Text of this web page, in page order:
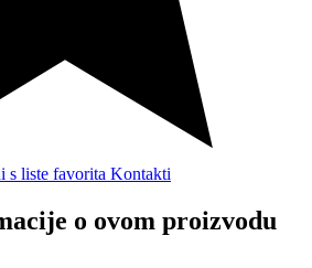
s liste favorita Kontakti
o ovom proizvodu